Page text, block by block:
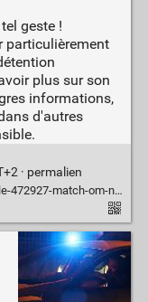
geste !
particulièrement
plus sur son
informations,
d'autres
· permalien
une-kippa-interpelle-et-place-en-detention-provisoire.html